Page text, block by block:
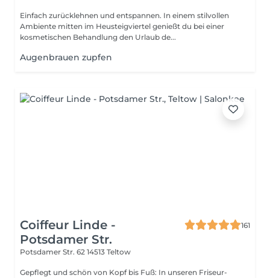
Einfach zurücklehnen und entspannen. In einem stilvollen
Ambiente mitten im Heusteigviertel genießt du bei einer
kosmetischen Behandlung den Urlaub de...
Augenbrauen zupfen
Coiffeur Linde -
Potsdamer Str.
161
Potsdamer Str. 62 14513 Teltow
Gepflegt und schön von Kopf bis Fuß: In unseren Friseur-